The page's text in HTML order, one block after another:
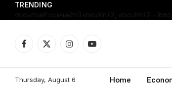
TRENDING
Facebook
X
InstagramYouTube
Thursday, August 6 Home